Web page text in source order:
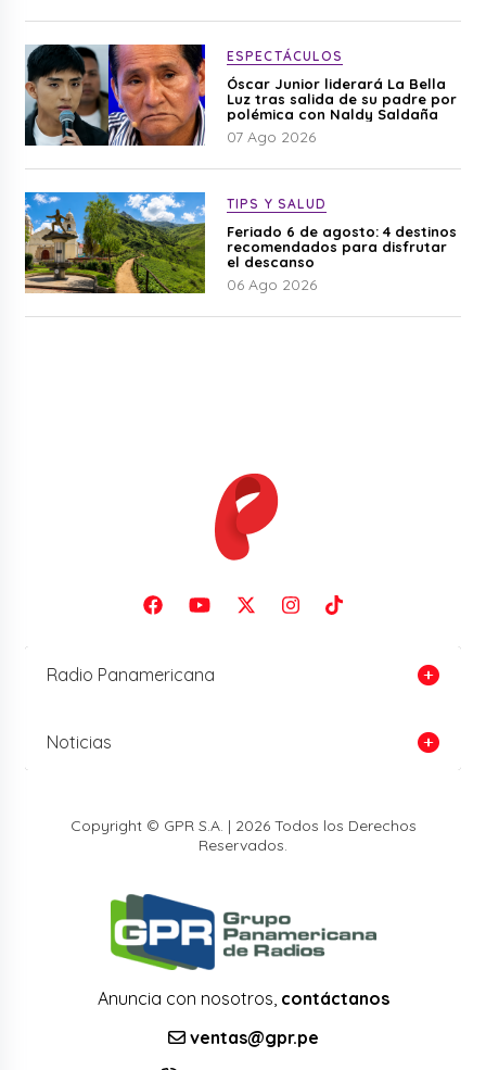
ESPECTÁCULOS
Óscar Junior liderará La Bella
Luz tras salida de su padre por
polémica con Naldy Saldaña
07 Ago 2026
TIPS Y SALUD
Feriado 6 de agosto: 4 destinos
recomendados para disfrutar
el descanso
06 Ago 2026
Radio Panamericana
Noticias
Copyright © GPR S.A. | 2026 Todos los Derechos
Reservados.
Anuncia con nosotros, contáctanos
ventas@gpr.pe